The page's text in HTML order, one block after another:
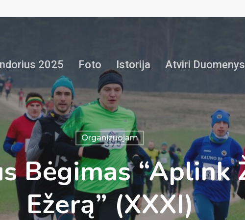
2025 Foto Istorija Atviri Duomenys
Organizuojam
Bėgimas “Aplink
Ežerą” (XXXI)